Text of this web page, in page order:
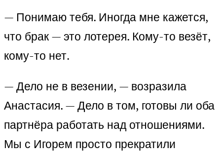
— Понимаю тебя. Иногда мне кажется,
что брак — это лотерея. Кому-то везёт,
кому-то нет.
— Дело не в везении, — возразила
Анастасия. — Дело в том, готовы ли оба
партнёра работать над отношениями.
Мы с Игорем просто прекратили